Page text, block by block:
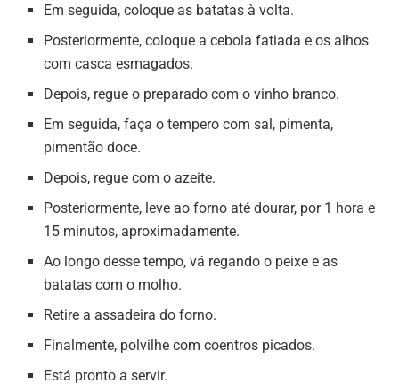
Em seguida, coloque as batatas à volta.
Posteriormente, coloque a cebola fatiada e os alhos
com casca esmagados.
Depois, regue o preparado com o vinho branco.
Em seguida, faça o tempero com sal, pimenta,
pimentão doce.
Depois, regue com o azeite.
Posteriormente, leve ao forno até dourar, por 1 hora e
15 minutos, aproximadamente.
Ao longo desse tempo, vá regando o peixe e as
batatas com o molho.
Retire a assadeira do forno.
Finalmente, polvilhe com coentros picados.
Está pronto a servir.